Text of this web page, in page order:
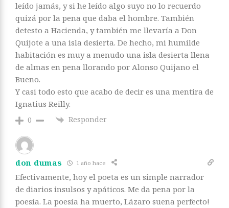
leído jamás, y si he leído algo suyo no lo recuerdo
quizá por la pena que daba el hombre. También
detesto a Hacienda, y también me llevaría a Don
Quijote a una isla desierta. De hecho, mi humilde
habitación es muy a menudo una isla desierta llena
de almas en pena llorando por Alonso Quijano el
Bueno.
Y casi todo esto que acabo de decir es una mentira de
Ignatius Reilly.
0 Responder
don dumas 1 año hace
Efectivamente, hoy el poeta es un simple narrador
de diarios insulsos y apáticos. Me da pena por la
poesía. La poesía ha muerto, Lázaro suena perfecto!